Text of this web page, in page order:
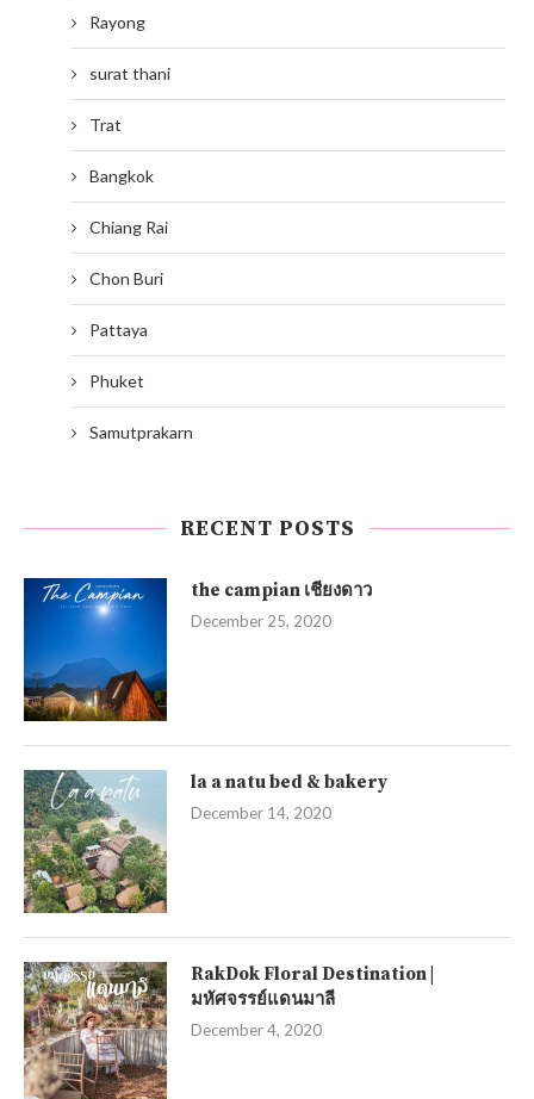
Rayong
surat thani
Trat
Bangkok
Chiang Rai
Chon Buri
Pattaya
Phuket
Samutprakarn
RECENT POSTS
the campian เชียงดาว
December 25, 2020
la a natu bed & bakery
December 14, 2020
RakDok Floral Destination |
มหัศจรรย์แดนมาลี
December 4, 2020